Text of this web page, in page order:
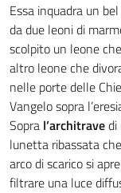
Essa inquadra un bel
da due leoni di
scolpito un leone
altro leone che
nelle porte delle
Vangelo sopra
Sopra l’architravedi
lunetta ribassata
arco di scarico si
filtrare una luce